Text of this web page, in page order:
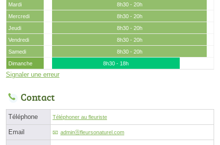
Mardi
8h30 - 20h
Mercredi
8h30 - 20h
Jeudi
8h30 - 20h
Vendredi
8h30 - 20h
Samedi
8h30 - 20h
Dimanche
8h30 - 18h
Signaler une erreur
Contact
Téléphone Téléphoner au fleuriste
Email adminⓐfleursonaturel.com